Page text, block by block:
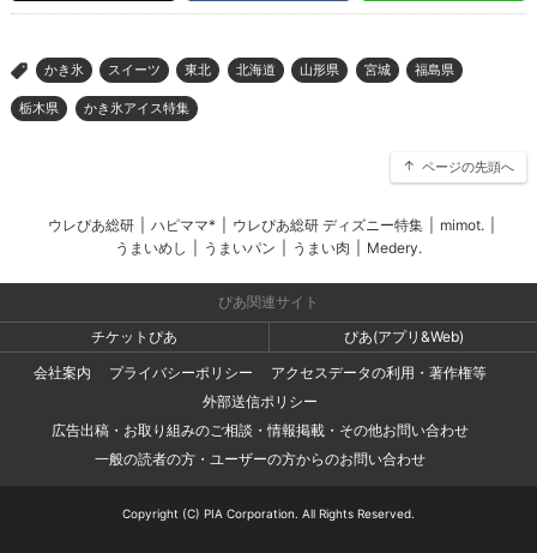
> かき氷 スイーツ 東北 北海道 山形県 宮城 福島県
栃木県 かき氷アイス特集
ページの先頭へ
ウレぴあ総研 ハピママ* ウレぴあ総研 ディズニー特集 mimot.
うまいめし
うまいパン うまい肉 Medery.
ぴあ関連サイト
チケットぴあ
ぴあ(アプリ&Web)
会社案内
プライバシーポリシー
アクセスデータの利用・著作権等
外部送信ポリシー
広告出稿・お取り組みのご相談・情報掲載・その他お問い合わせ
一般の読者の方・ユーザーの方からのお問い合わせ
Copyright (C) PIA Corporation. All Rights Reserved.